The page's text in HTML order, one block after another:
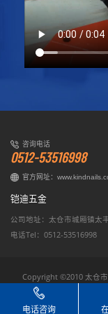
咨询电话
0512-53516998
官方网址：
铠迪五金
公司地址：太仓市城厢镇太
电话Tel：0512-53516998
Copyright ©2010 太仓市
电话咨询